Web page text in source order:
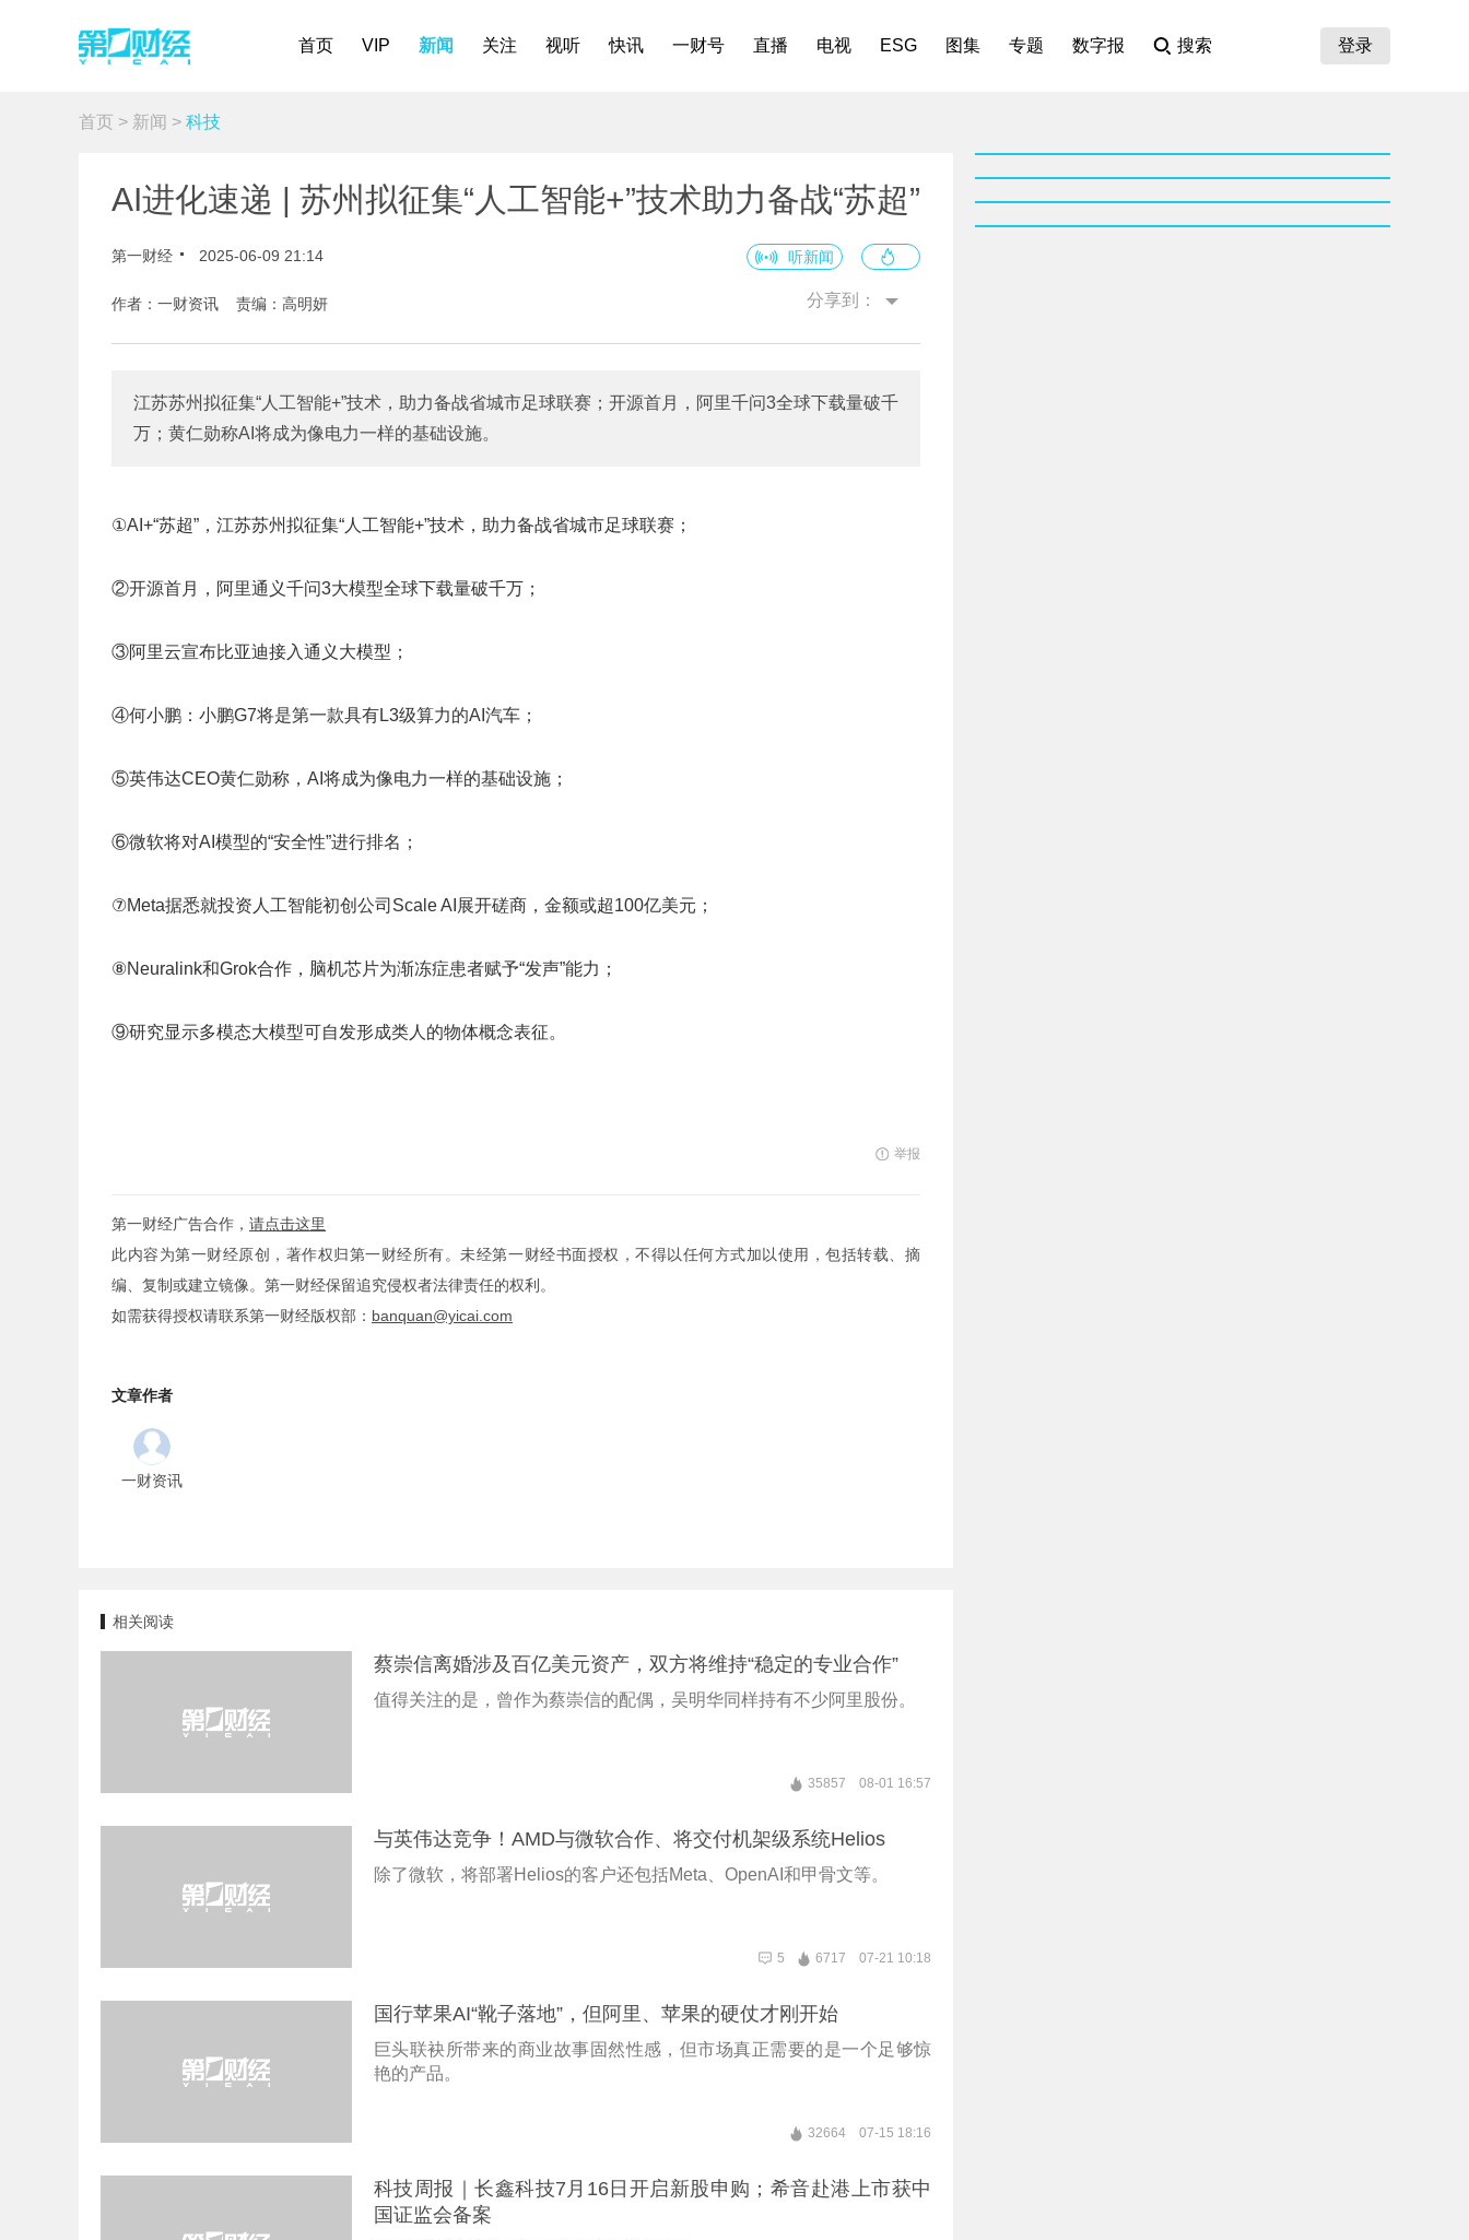
首页 VIP 新闻 关注 视听 快讯 一财号 直播 电视 ESG 图集 专题 数字报 搜索 登录
首页 > 新闻 > 科技
AI进化速递 | 苏州拟征集“人工智能+”技术助力备战“苏超”
第一财经 2025-06-09 21:14 听新闻
作者：一财资讯 责编：高明妍 分享到：
江苏苏州拟征集“人工智能+”技术，助力备战省城市足球联赛；开源首月，阿里千问3全球下载量破千
万；黄仁勋称AI将成为像电力一样的基础设施。
①AI+“苏超”，江苏苏州拟征集“人工智能+”技术，助力备战省城市足球联赛；
②开源首月，阿里通义千问3大模型全球下载量破千万；
③阿里云宣布比亚迪接入通义大模型；
④何小鹏：小鹏G7将是第一款具有L3级算力的AI汽车；
⑤英伟达CEO黄仁勋称，AI将成为像电力一样的基础设施；
⑥微软将对AI模型的“安全性”进行排名；
⑦Meta据悉就投资人工智能初创公司Scale AI展开磋商，金额或超100亿美元；
⑧Neuralink和Grok合作，脑机芯片为渐冻症患者赋予“发声”能力；
⑨研究显示多模态大模型可自发形成类人的物体概念表征。
举报
第一财经广告合作， 请点击这里
此内容为第一财经原创，著作权归第一财经所有。未经第一财经书面授权，不得以任何方式加以使用，包括转载、摘
编、复制或建立镜像。第一财经保留追究侵权者法律责任的权利。
如需获得授权请联系第一财经版权部： banquan@yicai.com
文章作者
一财资讯
相关阅读
蔡崇信离婚涉及百亿美元资产，双方将维持“稳定的专业合作”
值得关注的是，曾作为蔡崇信的配偶，吴明华同样持有不少阿里股份。
35857 08-01 16:57
与英伟达竞争！AMD与微软合作、将交付机架级系统Helios
除了微软，将部署Helios的客户还包括Meta、OpenAI和甲骨文等。
5 6717 07-21 10:18
国行苹果AI“靴子落地”，但阿里、苹果的硬仗才刚开始
巨头联袂所带来的商业故事固然性感，但市场真正需要的是一个足够惊
艳的产品。
32664 07-15 18:16
科技周报｜长鑫科技7月16日开启新股申购；希音赴港上市获中
国证监会备案